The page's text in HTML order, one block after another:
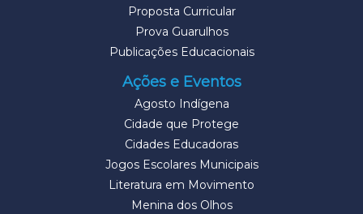
Proposta Curricular
Prova Guarulhos
Publicações Educacionais
Ações e Eventos
Agosto Indígena
Cidade que Protege
Cidades Educadoras
Jogos Escolares Municipais
Literatura em Movimento
Menina dos Olhos